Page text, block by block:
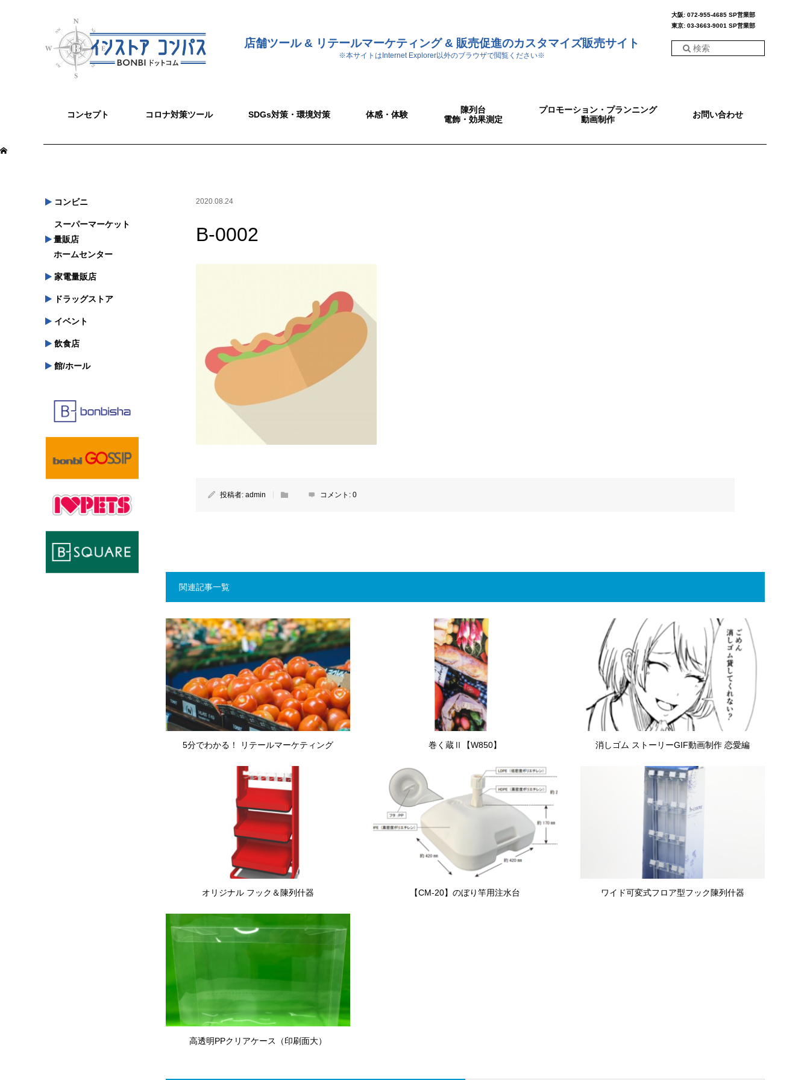
店舗ツール & リテールマーケティング & 販売促進のカスタマイズ販売サイト
※本サイトはInternet Explorer以外のブラウザで閲覧ください※
大阪: 072-955-4685 SP営業部
東京: 03-3663-9001 SP営業部
コンセプト コロナ対策ツール SDGs対策・環境対策 体感・体験
陳列台
電飾・効果測定
プロモーション・プランニング
動画制作
お問い合わせ
2020.08.24
B-0002
投稿者: admin コメント: 0
関連記事一覧
5分でわかる！ リテールマーケティング 巻く蔵Ⅱ【W850】 消しゴム ストーリーGIF動画制作 恋愛編
オリジナル フック＆陳列什器 【CM-20】のぼり竿用注水台 ワイド可変式フロア型フック陳列什器
高透明PPクリアケース（印刷面大）
コンビニ
スーパーマーケット
量販店
ホームセンター
家電量販店
ドラッグストア
イベント
飲食店
館/ホール